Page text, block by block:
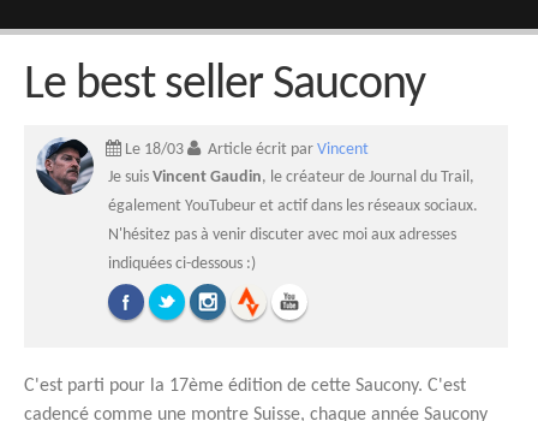
Le best seller Saucony
Le 18/03 Article écrit par Vincent
Je suis Vincent Gaudin, le créateur de Journal du Trail,
également YouTubeur et actif dans les réseaux sociaux.
N'hésitez pas à venir discuter avec moi aux adresses
indiquées ci-dessous :)
C'est parti pour la 17ème édition de cette Saucony. C'est
cadencé comme une montre Suisse, chaque année Saucony